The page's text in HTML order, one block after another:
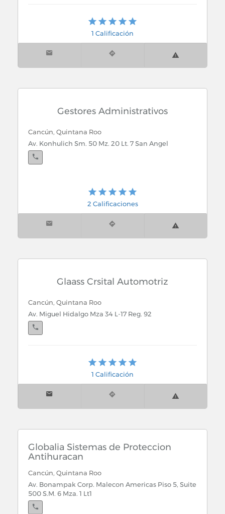
Cancún, Quintana Roo
Zac-Nicte No. 16 Sm. 501 Calificación
Gestores Administrativos
Cancún, Quintana Roo
Av. Konhulich Sm. 50 Mz. 20 Lt. 7 San Angel
2 Calificaciones
Glaass Crsital Automotriz
Cancún, Quintana Roo
Av. Miguel Hidalgo Mza 34 L-17 Reg. 92
Cancún, Quintana Roo
Av. Nichupte Sm. 516 Mza 17 Lt. 16
1 Calificación
Globalia Sistemas de Proteccion
Antihuracan
Cancún, Quintana Roo
Av. Bonampak Corp. Malecon Americas Piso 5, Suite
500 S.M. 6 Mza. 1 Lt1